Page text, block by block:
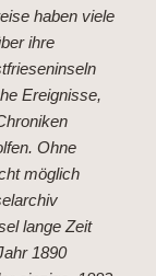
haben viele
ihre
Ereignisse,
Ohne
möglich
lange Zeit
1890